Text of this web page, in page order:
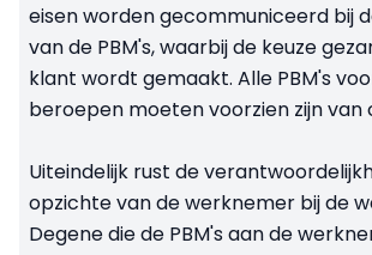
eisen worden gecommuniceerd bij
van de PBM's, waarbij de keuze
klant wordt gemaakt. Alle PBM's
beroepen moeten voorzien zijn van
Uiteindelijk rust de
opzichte van de werknemer bij de
Degene die de PBM's aan de